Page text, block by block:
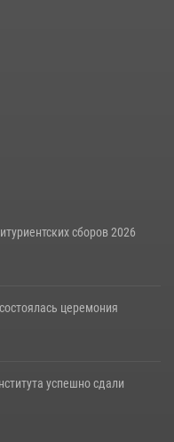
вечерняя поверка
сборов 2026
церемония
успешно сдали